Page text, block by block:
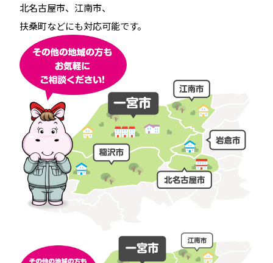
北名古屋市、江南市、
扶桑町などにも対応可能です。